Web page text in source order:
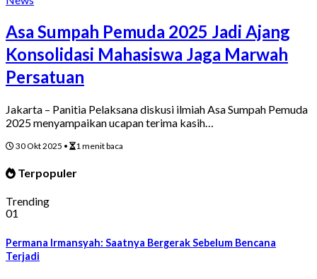
Asa Sumpah Pemuda 2025 Jadi Ajang
Konsolidasi Mahasiswa Jaga Marwah
Persatuan
Jakarta – Panitia Pelaksana diskusi ilmiah Asa Sumpah Pemuda
2025 menyampaikan ucapan terima kasih…
30 Okt 2025 • 1 menit baca
Terpopuler
Trending
01
Permana Irmansyah: Saatnya Bergerak Sebelum Bencana
Terjadi